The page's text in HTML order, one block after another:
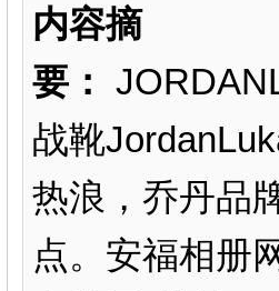
内容摘
要：
战靴
热浪，乔丹品
点。安福相册